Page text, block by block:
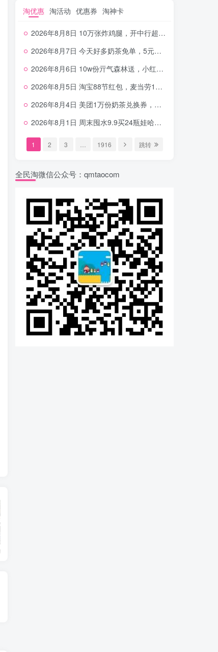
淘优惠 淘活动 优惠券 淘神卡
2026年8月8日 10万张炸鸡腿，开中行超给利，美团奶茶0.01，加油券，千问1.8~18.8体验金等
2026年8月7日 今天好多奶茶免单，5元农行省钱卡，京东抢0.01沪上，邮储5.88元等
2026年8月6日 10w份亓气森林送，小红书12元无门槛，中行电费30-10，0元柠檬水+0撸汉堡等
2026年8月5日 淘宝88节红包，麦当劳150万份柠檬水，三万份瑞幸免单，霸王9万份0.01券等
2026年8月4日 美团1万份奶茶兑换券，农行5E卡，中行支付超给利，美团领18个冰激凌，小米每天领2-6元等等
2026年8月1日 周末囤水9.9买24瓶娃哈哈，建行100元京东券，移动5元话费，麦当劳甜筒，交行立减金等
1 2 3 1916 跳转
全民淘微信公众号：qmtaocom